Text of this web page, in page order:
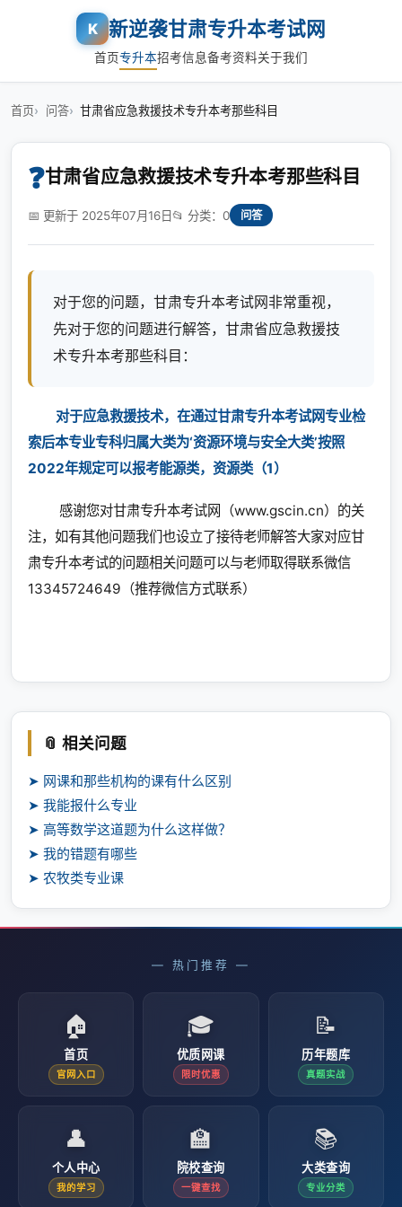
K 新逆袭甘肃专升本考试网
首页专升本招考信息备考资料关于我们
首页 问答 甘肃省应急救援技术专升本考那些科目
❓甘肃省应急救援技术专升本考那些科目
📅 更新于 2025年07月16日📂 分类：0 问答
对于您的问题，甘肃专升本考试网非常重视，
先对于您的问题进行解答，甘肃省应急救援技
术专升本考那些科目：
对于应急救援技术，在通过甘肃专升本考试网专业检
索后本专业专科归属大类为‘资源环境与安全大类’按照
2022年规定可以报考能源类，资源类（1）
感谢您对甘肃专升本考试网（www.gscin.cn）的关
注，如有其他问题我们也设立了接待老师解答大家对应甘
肃专升本考试的问题相关问题可以与老师取得联系微信
13345724649（推荐微信方式联系）
📎 相关问题
➤ 网课和那些机构的课有什么区别
➤ 我能报什么专业
➤ 高等数学这道题为什么这样做？
➤ 我的错题有哪些
➤ 农牧类专业课
— 热门推荐 —
🏠
首页
官网入口
🎓
优质网课
限时优惠
📝
历年题库
真题实战
👤
个人中心
我的学习
🏫
院校查询
一键查找
📚
大类查询
专业分类